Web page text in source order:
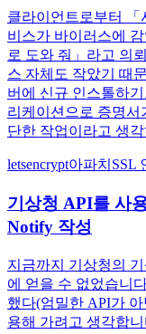
클라이언트로부터 「
비스가 바이러스에
로 도와 줘」라고 의
스 자체도 작았기 때
버에 신규 인스톨하
리케이션으로 증명서
단한 작업이라고 생
letsencrypt아파치 SSL
기상청 API를 사
Notify 작성
지금까지 기상청의
에 얻을 수 없었습니
했다(엄밀한 API가
용해 가려고 생각합